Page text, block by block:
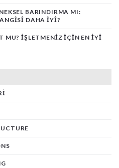
BARINDIRMA MI:
DAHA İYI?
MU? İŞLETMENIZ İÇIN EN İYI